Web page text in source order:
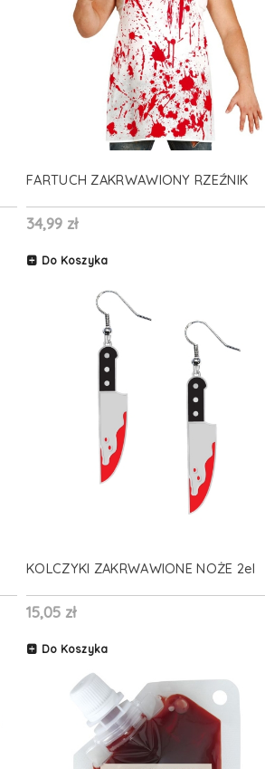
FARTUCH ZAKRWAWIONY RZEŹNIK
34,99 zł
Do Koszyka
KOLCZYKI ZAKRWAWIONE NOŻE 2el
15,05 zł
Do Koszyka